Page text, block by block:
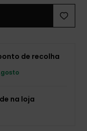
de recolha
na loja